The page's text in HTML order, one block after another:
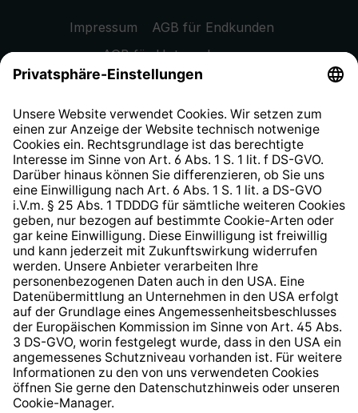
Impressum
AGB für Endkunden
AGB für Unternehmen
Datenschutzhinweis
Widerrufsrecht
Hinweisgeberschutzsystem
Barrierefreiheit
* Alle Preise inkl. gesetzl. Mehrwertsteuer zzgl.